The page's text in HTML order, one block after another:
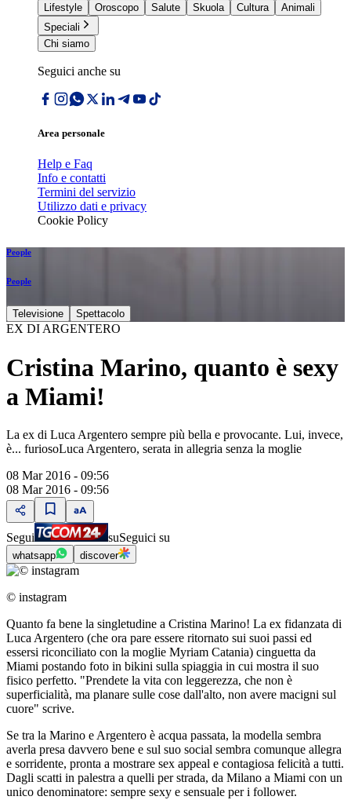
Lifestyle
Oroscopo Salute Skuola Cultura
Animali
Speciali
Chi siamo
Seguici anche su
Area personale
Help e Faq
Info e contatti
Termini del servizio
Utilizzo dati e privacy
Cookie Policy
People
People
Televisione Spettacolo
EX DI ARGENTERO
Cristina Marino, quanto è sexy
a Miami!
La ex di Luca Argentero sempre più bella e provocante. Lui, invece,
è... furiosoLuca Argentero, serata in allegria senza la moglie
08 Mar 2016 - 09:56
08 Mar 2016 - 09:56
Segui suSeguici su
whatsapp discover
© instagram
Quanto fa bene la singletudine a Cristina Marino! La ex fidanzata di
Luca Argentero (che ora pare essere ritornato sui suoi passi ed
essersi riconciliato con la moglie Myriam Catania) cinguetta da
Miami postando foto in bikini sulla spiaggia in cui mostra il suo
fisico perfetto. "Prendete la vita con leggerezza, che non è
superficialità, ma planare sulle cose dall'alto, non avere macigni sul
cuore" scrive.
Se tra la Marino e Argentero è acqua passata, la modella sembra
averla presa davvero bene e sul suo social sembra comunque allegra
e sorridente, pronta a mostrare sex appeal e contagiosa felicità a tutti.
Dagli scatti in palestra a quelli per strada, da Milano a Miami con un
unico denominatore: sempre sexy e sensuale per i follower.